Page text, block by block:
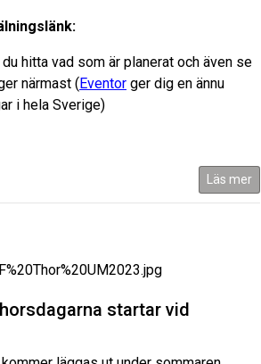
startar vid
du hitta vad som är planerat och även se
närmast (Eventor ger dig en ännu
i hela Sverige)
Läs mer